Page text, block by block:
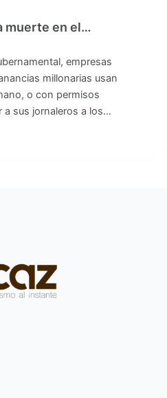
muerte en el…
empresas
millonarias usan
o con permisos
a sus jornaleros a los…